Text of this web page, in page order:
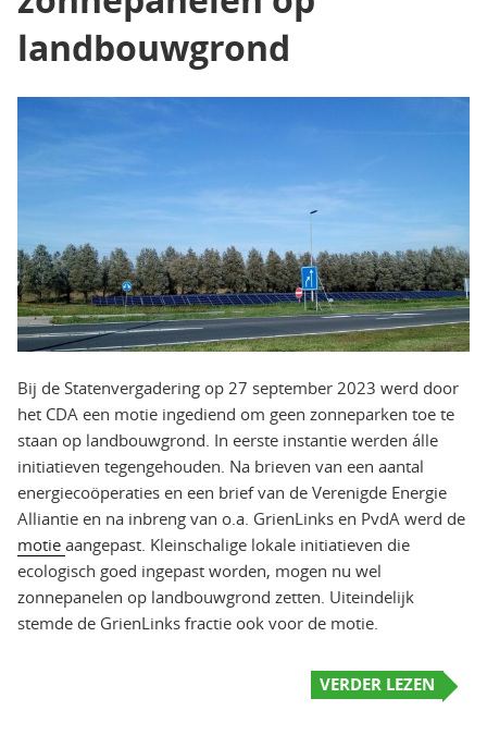
landbouwgrond
Bij de Statenvergadering op 27 september 2023 werd door
het CDA een motie ingediend om geen zonneparken toe te
staan op landbouwgrond. In eerste instantie werden álle
initiatieven tegengehouden. Na brieven van een aantal
energiecoöperaties en een brief van de Verenigde Energie
Alliantie en na inbreng van o.a. GrienLinks en PvdA werd de
motie aangepast. Kleinschalige lokale initiatieven die
ecologisch goed ingepast worden, mogen nu wel
zonnepanelen op landbouwgrond zetten. Uiteindelijk
stemde de GrienLinks fractie ook voor de motie.
VERDER LEZEN